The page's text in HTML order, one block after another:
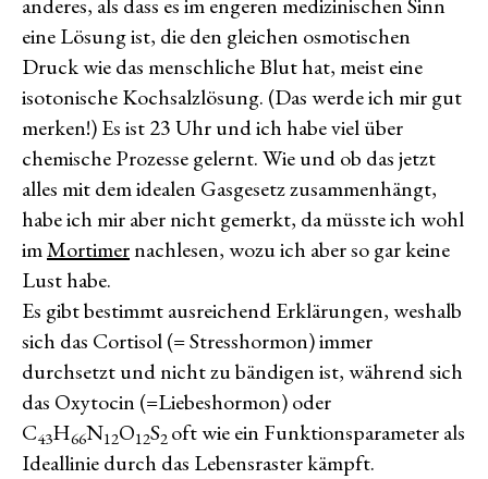
eine Lösung ist, die den gleichen osmotischen
Druck wie das menschliche Blut hat, meist eine
isotonische Kochsalzlösung. (Das werde ich mir gut
merken!) Es ist 23 Uhr und ich habe viel über
chemische Prozesse gelernt. Wie und ob das jetzt
alles mit dem idealen Gasgesetz zusammenhängt,
habe ich mir aber nicht gemerkt, da müsste ich wohl
imMortimernachlesen, wozu ich aber so gar keine
Lust habe.
Es gibt bestimmt ausreichend Erklärungen, weshalb
sich das Cortisol (= Stresshormon) immer
durchsetzt und nicht zu bändigen ist, während sich
das Oxytocin (=Liebeshormon) oder
C43H66N12O12S2 oft wie ein Funktionsparameter als
Ideallinie durch das Lebensraster kämpft.